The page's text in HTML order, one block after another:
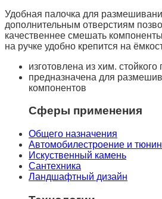
Удобная палочка для
дополнительным отверстиям
качественнее смешать
на ручке удобно крепится на
изготовлена из хим. стойкого
предназначена для
компонентов
Сферы применения
Общего назначения
Автомобилестроение и
Искуственный камень
Сантехника
Ландшафтный дизайн